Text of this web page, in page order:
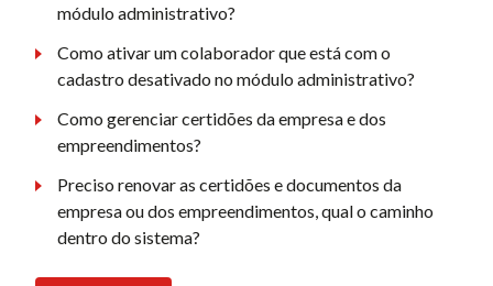
módulo administrativo?
Como ativar um colaborador que está com o
cadastro desativado no módulo administrativo?
Como gerenciar certidões da empresa e dos
empreendimentos?
Preciso renovar as certidões e documentos da
empresa ou dos empreendimentos, qual o caminho
dentro do sistema?